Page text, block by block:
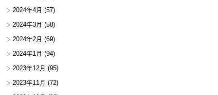
2024年4月 (57)
2024年3月 (58)
2024年2月 (69)
2024年1月 (94)
2023年12月 (95)
2023年11月 (72)